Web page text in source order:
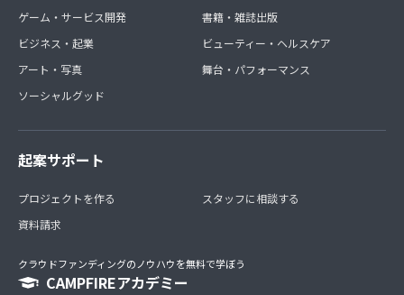
ゲーム・サービス開発
ビジネス・起業
アート・写真
ソーシャルグッド
書籍・雑誌出版
ビューティー・ヘルスケア
舞台・パフォーマンス
起案サポート
プロジェクトを作る
資料請求
スタッフに相談する
クラウドファンディングのノウハウを無料で学ぼう
CAMPFIREアカデミー